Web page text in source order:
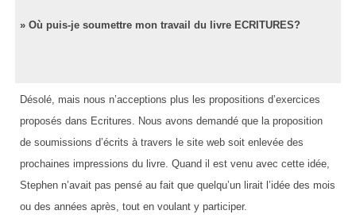
» Où puis-je soumettre mon travail du livre ECRITURES?
Désolé, mais nous n’acceptions plus les propositions d’exercices
proposés dans Ecritures. Nous avons demandé que la proposition
de soumissions d’écrits à travers le site web soit enlevée des
prochaines impressions du livre. Quand il est venu avec cette idée,
Stephen n’avait pas pensé au fait que quelqu’un lirait l’idée des mois
ou des années après, tout en voulant y participer.